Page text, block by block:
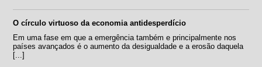
O círculo virtuoso da economia antidesperdício
Em uma fase em que a emergência também e principalmente nos
países avançados é o aumento da desigualdade e a erosão daquela
[...]